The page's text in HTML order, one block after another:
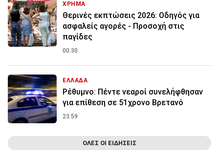
ΧΡΗΜΑ
Θερινές εκπτώσεις 2026: Οδηγός για
ασφαλείς αγορές - Προσοχή στις
παγίδες
00:30
ΕΛΛΑΔΑ
Ρέθυμνο: Πέντε νεαροί συνελήφθησαν
για επίθεση σε 51χρονο Βρετανό
23:59
ΟΛΕΣ ΟΙ ΕΙΔΗΣΕΙΣ